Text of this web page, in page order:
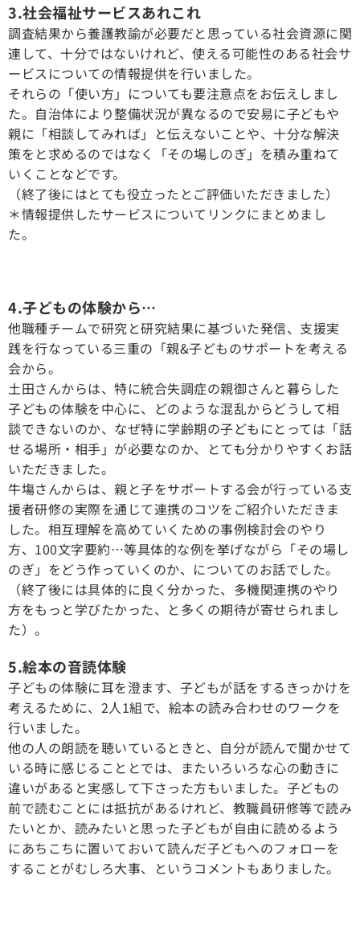
3.社会福祉サービスあれこれ
調査結果から養護教諭が必要だと思っている社会資源に関
連して、十分ではないけれど、使える可能性のある社会サ
ービスについての情報提供を行いました。
それらの「使い方」についても要注意点をお伝えしまし
た。自治体により整備状況が異なるので安易に子どもや
親に「相談してみれば」と伝えないことや、十分な解決
策をと求めるのではなく「その場しのぎ」を積み重ねて
いくことなどです。
（終了後にはとても役立ったとご評価いただきました）
＊情報提供したサービスについてリンクにまとめまし
た。
4.子どもの体験から…
他職種チームで研究と研究結果に基づいた発信、支援実
践を行なっている三重の「親&子どものサポートを考える
会から。
土田さんからは、特に統合失調症の親御さんと暮らした
子どもの体験を中心に、どのような混乱からどうして相
談できないのか、なぜ特に学齢期の子どもにとっては「話
せる場所・相手」が必要なのか、とても分かりやすくお話
いただきました。
牛塲さんからは、親と子をサポートする会が行っている支
援者研修の実際を通じて連携のコツをご紹介いただきま
した。相互理解を高めていくための事例検討会のやり
方、100文字要約…等具体的な例を挙げながら「その場し
のぎ」をどう作っていくのか、についてのお話でした。
（終了後には具体的に良く分かった、多機関連携のやり
方をもっと学びたかった、と多くの期待が寄せられまし
た）。
5.絵本の音読体験
子どもの体験に耳を澄ます、子どもが話をするきっかけを
考えるために、2人1組で、絵本の読み合わせのワークを
行いました。
他の人の朗読を聴いているときと、自分が読んで聞かせて
いる時に感じることとでは、またいろいろな心の動きに
違いがあると実感して下さった方もいました。子どもの
前で読むことには抵抗があるけれど、教職員研修等で読み
たいとか、読みたいと思った子どもが自由に読めるよう
にあちこちに置いておいて読んだ子どもへのフォローを
することがむしろ大事、というコメントもありました。